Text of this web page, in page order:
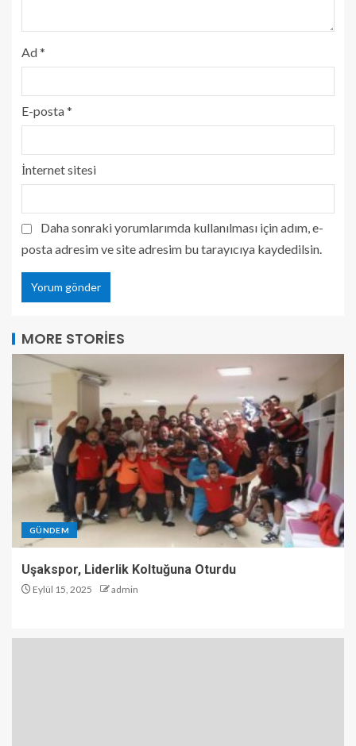
Ad*
E-posta*
İnternet sitesi
Daha sonraki yorumlarımda kullanılması için adım, e-
posta adresim ve site adresim bu tarayıcıya kaydedilsin.
MORE STORIES
GÜNDEM
Uşakspor, Liderlik Koltuğuna Oturdu
Eylül 15, 2025 admin